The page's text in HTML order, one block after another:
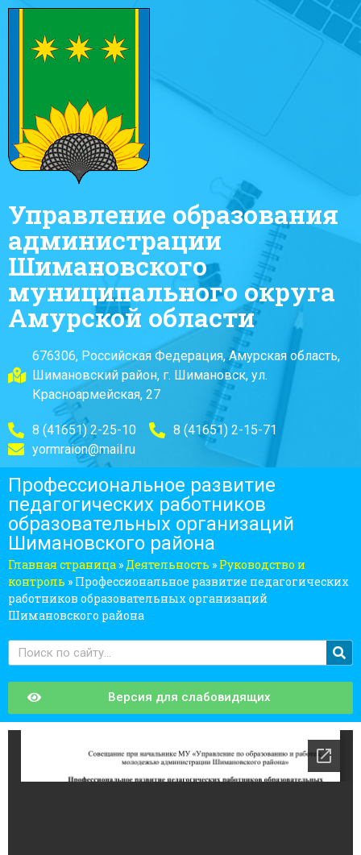
Управление образования
администрации
Шимановского
муниципального округа
Амурской области
676306, Российская Федерация, Амурская область,
Шимановский район, г. Шимановск, ул.
Красноармейская, 27
8 (41651) 2-25-10
8 (41651) 2-15-71
yormraion@mail.ru
Профессиональное развитие
педагогических работников
образовательных организаций
Шимановского района
Главная страница »Деятельность » Руководство и
контроль » Профессиональное развитие педагогических
работников образовательных организаций
Шимановского района
Версия для слабовидящих